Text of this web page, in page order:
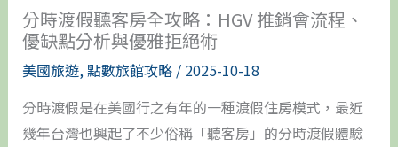
分時渡假聽客房全攻略：HGV 推銷會流程、
優缺點分析與優雅拒絕術
美國旅遊,點數旅館攻略/ 2025-10-18
分時渡假是在美國行之有年的一種渡假住房模式，最近
幾年台灣也興起了不少俗稱「聽客房」的分時渡假體驗